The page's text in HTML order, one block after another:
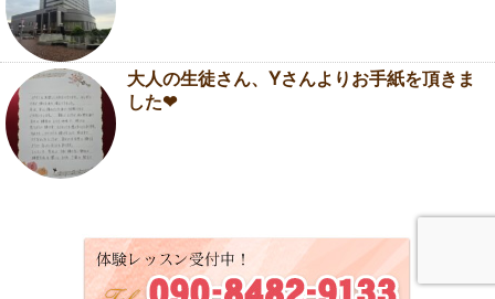
大人の生徒さん、Yさんよりお手紙を頂きま
した❤